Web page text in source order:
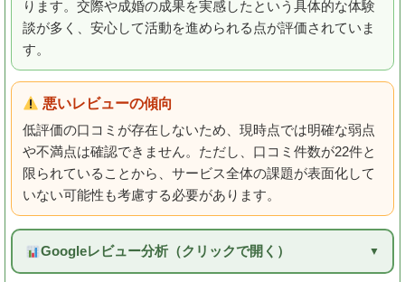
ります。交際や成婚の成果を実感したという具体的な体験
談が多く、安心して活動を進められる点が評価されていま
す。
悪いレビューの傾向
低評価の口コミが存在しないため、現時点では明確な弱点
や不満点は確認できません。ただし、口コミ件数が22件と
限られていることから、サービス全体の課題が表面化して
いない可能性も考慮する必要があります。
Googleレビュー分析（クリックで開く）